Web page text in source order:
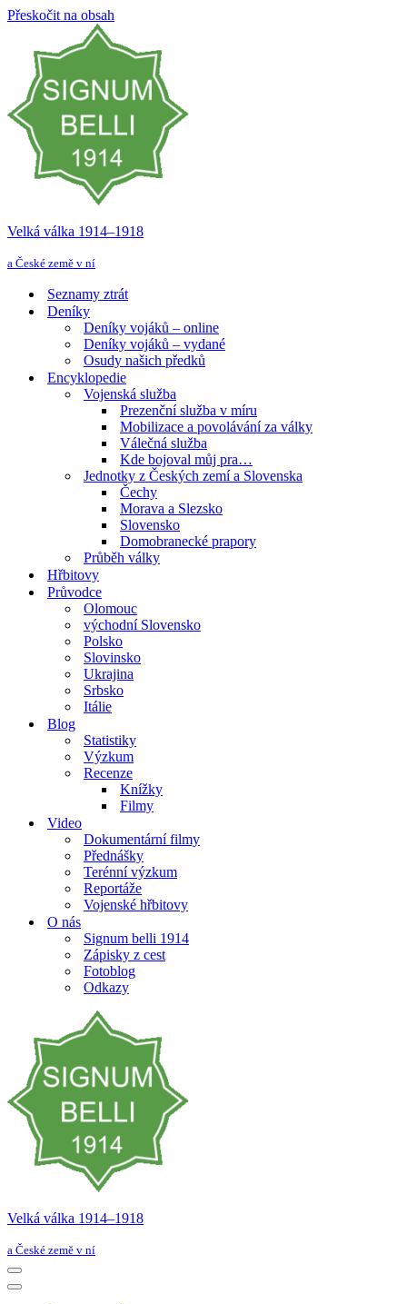
Přeskočit na obsah
Velká válka 1914–⁠⁠⁠⁠⁠⁠1918
a České země v ní
Seznamy ztrát
Deníky
Deníky vojáků – online
Deníky vojáků – vydané
Osudy našich předků
Encyklopedie
Vojenská služba
Prezenční služba v míru
Mobilizace a povolávání za války
Válečná služba
Kde bojoval můj pra…
Jednotky z Českých zemí a Slovenska
Čechy
Morava a Slezsko
Slovensko
Domobranecké prapory
Průběh války
Hřbitovy
Průvodce
Olomouc
východní Slovensko
Polsko
Slovinsko
Ukrajina
Srbsko
Itálie
Blog
Statistiky
Výzkum
Recenze
Knížky
Filmy
Video
Dokumentární filmy
Přednášky
Terénní výzkum
Reportáže
Vojenské hřbitovy
O nás
Signum belli 1914
Zápisky z cest
Fotoblog
Odkazy
Velká válka 1914–⁠⁠⁠⁠⁠⁠1918
a České země v ní
Navigační
menu
Navigační